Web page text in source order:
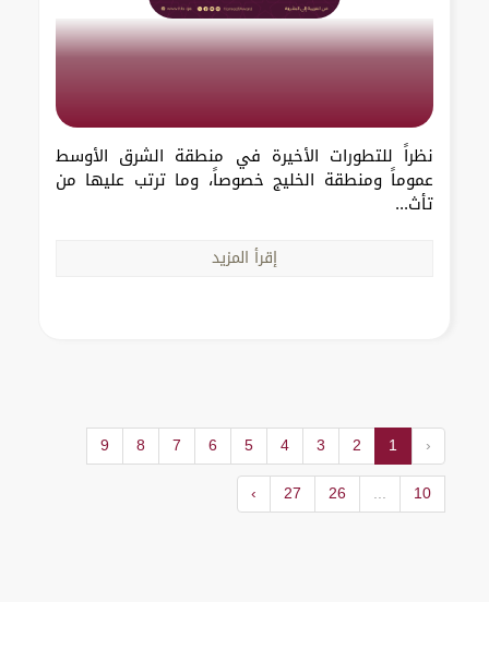
نظراً للتطورات الأخيرة في منطقة الشرق الأوسط
عموماً ومنطقة الخليج خصوصاً، وما ترتب عليها من
تأث...
إقرأ المزيد
‹
1
2
3
4
5
6
7
8
9
10
...
26
27
›